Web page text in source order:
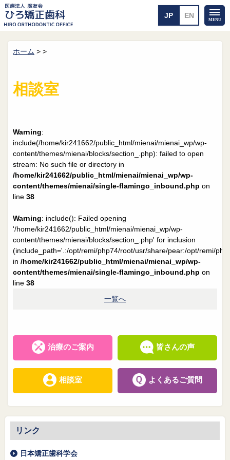
ホーム
院長紹介
矯正治療のリスク
メール送信 相談室
院長日誌 治療相談
スタッフブログ サイトマップ
ホーム > >
相談室
Warning:
include(/home/kir241662/public_html/mienai/mienai_wp/wp-
content/themes/mienai/blocks/section_.php): failed to open
stream: No such file or directory in
/home/kir241662/public_html/mienai/mienai_wp/wp-
content/themes/mienai/single-flamingo_inbound.php on
line 38
Warning: include(): Failed opening
'/home/kir241662/public_html/mienai/mienai_wp/wp-
content/themes/mienai/blocks/section_.php' for inclusion
(include_path='.:/opt/remi/php74/root/usr/share/pear:/opt/remi/
in /home/kir241662/public_html/mienai/mienai_wp/wp-
content/themes/mienai/single-flamingo_inbound.php on
line 38
一覧へ
治療のご案内 皆さんの声
相談室 よくあるご質問
リンク
日本矯正歯科学会